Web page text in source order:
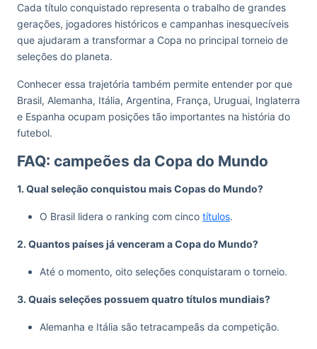
Cada título conquistado representa o trabalho de grandes
gerações, jogadores históricos e campanhas inesquecíveis
que ajudaram a transformar a Copa no principal torneio de
seleções do planeta.
Conhecer essa trajetória também permite entender por que
Brasil, Alemanha, Itália, Argentina, França, Uruguai, Inglaterra
e Espanha ocupam posições tão importantes na história do
futebol.
FAQ: campeões da Copa do Mundo
1. Qual seleção conquistou mais Copas do Mundo?
O Brasil lidera o ranking com cinco títulos.
2. Quantos países já venceram a Copa do Mundo?
Até o momento, oito seleções conquistaram o torneio.
3. Quais seleções possuem quatro títulos mundiais?
Alemanha e Itália são tetracampeãs da competição.